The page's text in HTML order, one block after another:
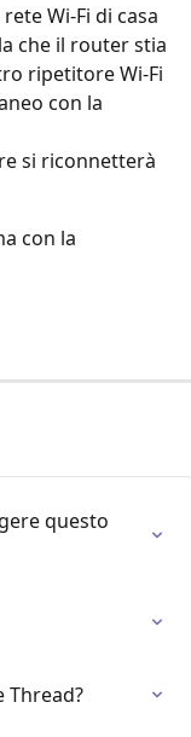
Wi-Fi di casa
che il router stia
ripetitore Wi-Fi
con la
si riconnetterà
con la
questo
Thread?